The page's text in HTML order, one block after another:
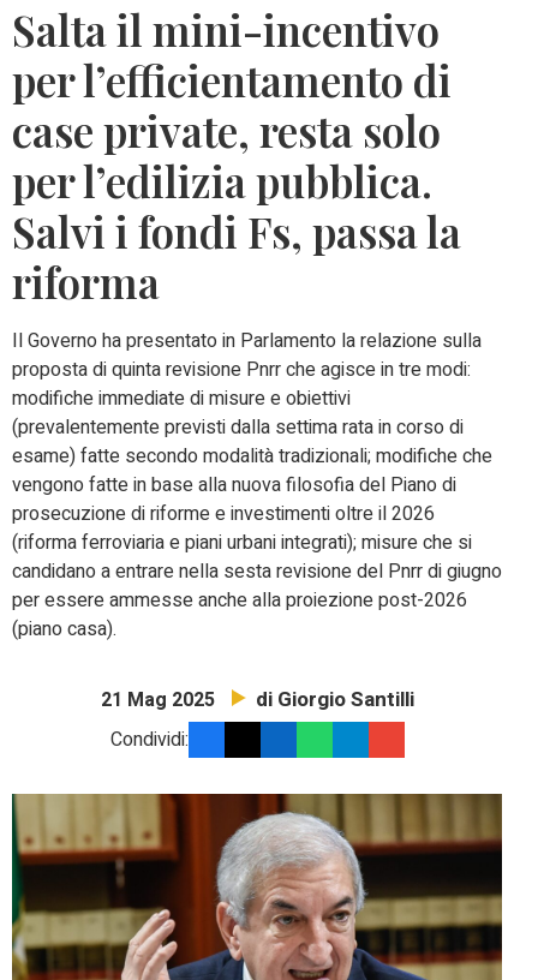
Salta il mini-incentivo
per l’efficientamento di
case private, resta solo
per l’edilizia pubblica.
Salvi i fondi Fs, passa la
riforma
Il Governo ha presentato in Parlamento la relazione sulla
proposta di quinta revisione Pnrr che agisce in tre modi:
modifiche immediate di misure e obiettivi
(prevalentemente previsti dalla settima rata in corso di
esame) fatte secondo modalità tradizionali; modifiche che
vengono fatte in base alla nuova filosofia del Piano di
prosecuzione di riforme e investimenti oltre il 2026
(riforma ferroviaria e piani urbani integrati); misure che si
candidano a entrare nella sesta revisione del Pnrr di giugno
per essere ammesse anche alla proiezione post-2026
(piano casa).
21 Mag 2025 di Giorgio Santilli
Condividi: